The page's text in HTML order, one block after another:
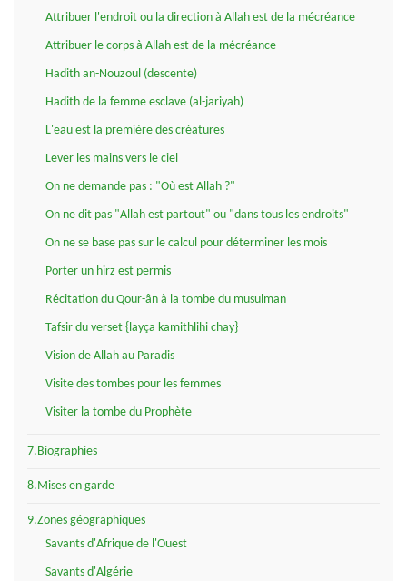
Attribuer l'endroit ou la direction à Allah est de la mécréance
Attribuer le corps à Allah est de la mécréance
Hadith an-Nouzoul (descente)
Hadith de la femme esclave (al-jariyah)
L'eau est la première des créatures
Lever les mains vers le ciel
On ne demande pas : "Où est Allah ?"
On ne dit pas "Allah est partout" ou "dans tous les endroits"
On ne se base pas sur le calcul pour déterminer les mois
Porter un hirz est permis
Récitation du Qour-ân à la tombe du musulman
Tafsir du verset {layça kamithlihi chay}
Vision de Allah au Paradis
Visite des tombes pour les femmes
Visiter la tombe du Prophète
7.Biographies
8.Mises en garde
9.Zones géographiques
Savants d'Afrique de l'Ouest
Savants d'Algérie